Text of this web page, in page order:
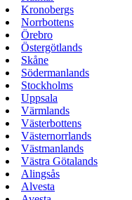
Kronobergs
Norrbottens
Örebro
Östergötlands
Skåne
Södermanlands
Stockholms
Uppsala
Värmlands
Västerbottens
Västernorrlands
Västmanlands
Västra Götalands
Alingsås
Alvesta